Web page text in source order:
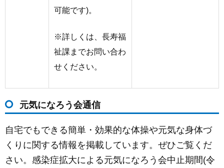
可能です)。
※詳しくは、長寿福
祉課までお問い合わ
せください。
元気になろう会通信
自宅でもできる簡単・効果的な体操や元気な身体づ
くりに関する情報を掲載しています。ぜひご覧くだ
さい。感染症拡大による元気になろう会中止期間(令